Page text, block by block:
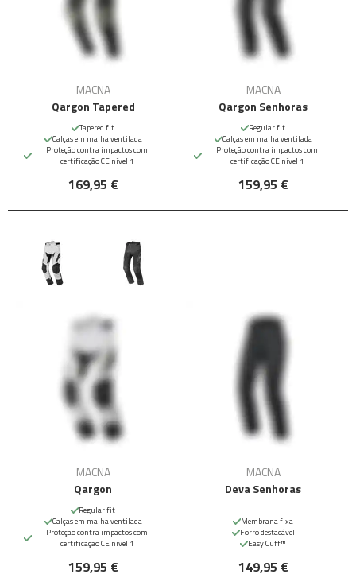
MACNA
Qargon Tapered
Tapered fit
Calças em malha ventilada
Proteção contra impactos com
certificação CE nível 1
169,95 €
MACNA
Qargon Senhoras
Regular fit
Calças em malha ventilada
Proteção contra impactos com
certificação CE nível 1
159,95 €
MACNA
Qargon
Regular fit
Calças em malha ventilada
Proteção contra impactos com
certificação CE nível 1
159,95 €
MACNA
Deva Senhoras
Membrana fixa
Forro destacável
Easy Cuff™
149,95 €